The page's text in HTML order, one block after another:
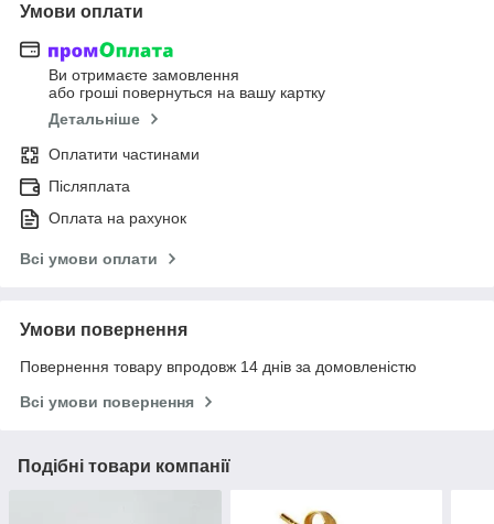
Умови оплати
Ви отримаєте замовлення
або гроші повернуться на вашу картку
Детальніше
Оплатити частинами
Післяплата
Оплата на рахунок
Всі умови оплати
Умови повернення
Повернення товару впродовж 14 днів за домовленістю
Всі умови повернення
Подібні товари компанії